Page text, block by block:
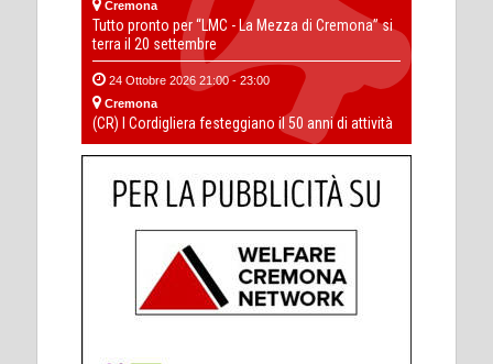
Cremona
Tutto pronto per “LMC - La Mezza di Cremona” si
terra il 20 settembre
24 Ottobre 2026 21:00 - 23:00
Cremona
(CR) I Cordigliera festeggiano il 50 anni di attività